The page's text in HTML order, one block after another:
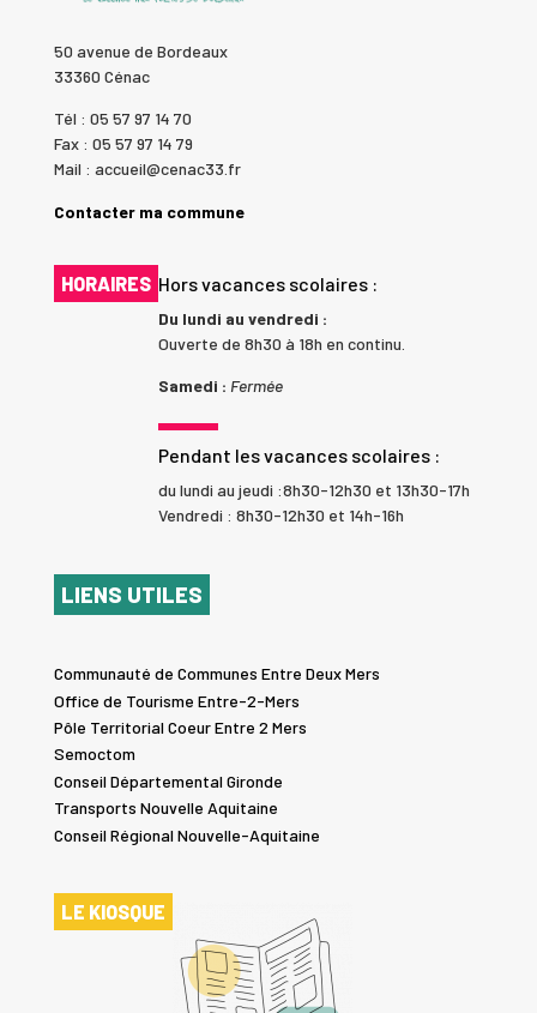
50 avenue de Bordeaux
33360 Cénac
Tél : 05 57 97 14 70
Fax : 05 57 97 14 79
Mail : accueil@cenac33.fr
Contacter ma commune
HORAIRES Hors vacances scolaires :
Du lundi au vendredi :
Ouverte de 8h30 à 18h en continu.
Samedi : Fermée
Pendant les vacances scolaires :
du lundi au jeudi :8h30-12h30 et 13h30-17h
Vendredi : 8h30-12h30 et 14h-16h
LIENS UTILES
Communauté de Communes Entre Deux Mers
Office de Tourisme Entre-2-Mers
Pôle Territorial Coeur Entre 2 Mers
Semoctom
Conseil Départemental Gironde
Transports Nouvelle Aquitaine
Conseil Régional Nouvelle-Aquitaine
LE KIOSQUE